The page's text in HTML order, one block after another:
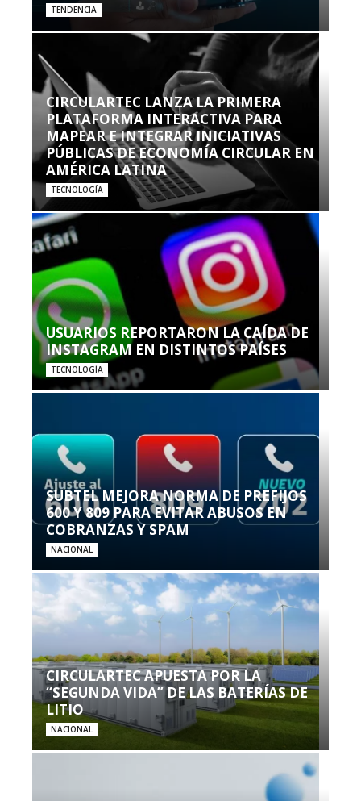
TENDENCIA
CIRCULARTEC LANZA LA PRIMERA
PLATAFORMA INTERACTIVA PARA
MAPEAR E INTEGRAR INICIATIVAS
PÚBLICAS DE ECONOMÍA CIRCULAR EN
AMÉRICA LATINA
TECNOLOGÍA
USUARIOS REPORTARON LA CAÍDA DE
INSTAGRAM EN DISTINTOS PAÍSES
TECNOLOGÍA
SUBTEL MEJORA NORMA DE PREFIJOS
600 Y 809 PARA EVITAR ABUSOS EN
COBRANZAS Y SPAM
NACIONAL
CIRCULARTEC APUESTA POR LA
“SEGUNDA VIDA” DE LAS BATERÍAS DE
LITIO
NACIONAL